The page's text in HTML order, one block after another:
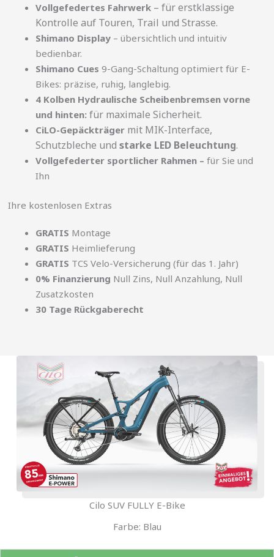
Vollgefedertes Fahrwerk – für erstklassige
Kontrolle auf Touren, Trail und Strasse.
Shimano Display – übersichtlich und intuitiv
bedienbar.
Shimano Cues 9-Gang-Schaltung optimiert für E-
Bikes: präzise, ruhig, langlebig.
4 Kolben Hydraulische Scheibenbremsen vorne
und hinten: für maximale Sicherheit.
CiLO-Gepäckträger mit MIK-Interface,
Schutzbleche und starke LED Beleuchtung.
Vollgefederter sportlicher Rahmen – für Sie und
Ihn
Ihre kostenlosen Extras
GRATIS Montage
GRATIS Heimlieferung
GRATIS TCS Velo-Versicherung (für das 1. Jahr)
0% Finanzierung Null Zins, Null Anzahlung, Null
Zusatzkosten
30 Tage Rückgaberecht
Cilo SUV FULLY E-Bike
Farbe: Blau